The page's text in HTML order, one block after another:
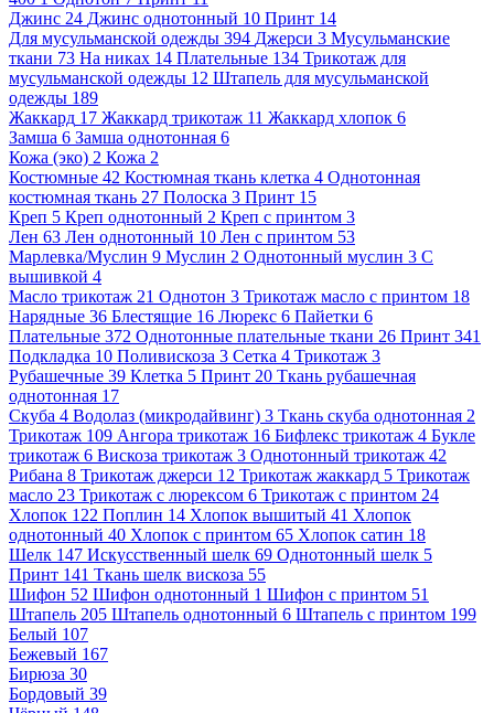
Джинс 24 Джинс однотонный 10 Принт 14
Для мусульманской одежды 394 Джерси 3 Мусульманские
ткани 73 На никах 14 Плательные 134 Трикотаж для
мусульманской одежды 12 Штапель для мусульманской
одежды 189
Жаккард 17 Жаккард трикотаж 11 Жаккард хлопок 6
Замша 6 Замша однотонная 6
Кожа (эко) 2 Кожа 2
Костюмные 42 Костюмная ткань клетка 4 Однотонная
костюмная ткань 27 Полоска 3 Принт 15
Креп 5 Креп однотонный 2 Креп с принтом 3
Лен 63 Лен однотонный 10 Лен с принтом 53
Марлевка/Муслин 9 Муслин 2 Однотонный муслин 3 С
вышивкой 4
Масло трикотаж 21 Однотон 3 Трикотаж масло с принтом 18
Нарядные 36 Блестящие 16 Люрекс 6 Пайетки 6
Плательные 372 Однотонные плательные ткани 26 Принт 341
Подкладка 10 Поливискоза 3 Сетка 4 Трикотаж 3
Рубашечные 39 Клетка 5 Принт 20 Ткань рубашечная
однотонная 17
Скуба 4 Водолаз (микродайвинг) 3 Ткань скуба однотонная 2
Трикотаж 109 Ангора трикотаж 16 Бифлекс трикотаж 4 Букле
трикотаж 6 Вискоза трикотаж 3 Однотонный трикотаж 42
Рибана 8 Трикотаж джерси 12 Трикотаж жаккард 5 Трикотаж
масло 23 Трикотаж с люрексом 6 Трикотаж с принтом 24
Хлопок 122 Поплин 14 Хлопок вышитый 41 Хлопок
однотонный 40 Хлопок с принтом 65 Хлопок сатин 18
Шелк 147 Искусственный шелк 69 Однотонный шелк 5
Принт 141 Ткань шелк вискоза 55
Шифон 52 Шифон однотонный 1 Шифон с принтом 51
Штапель 205 Штапель однотонный 6 Штапель с принтом 199
Белый 107
Бежевый 167
Бирюза 30
Бордовый 39